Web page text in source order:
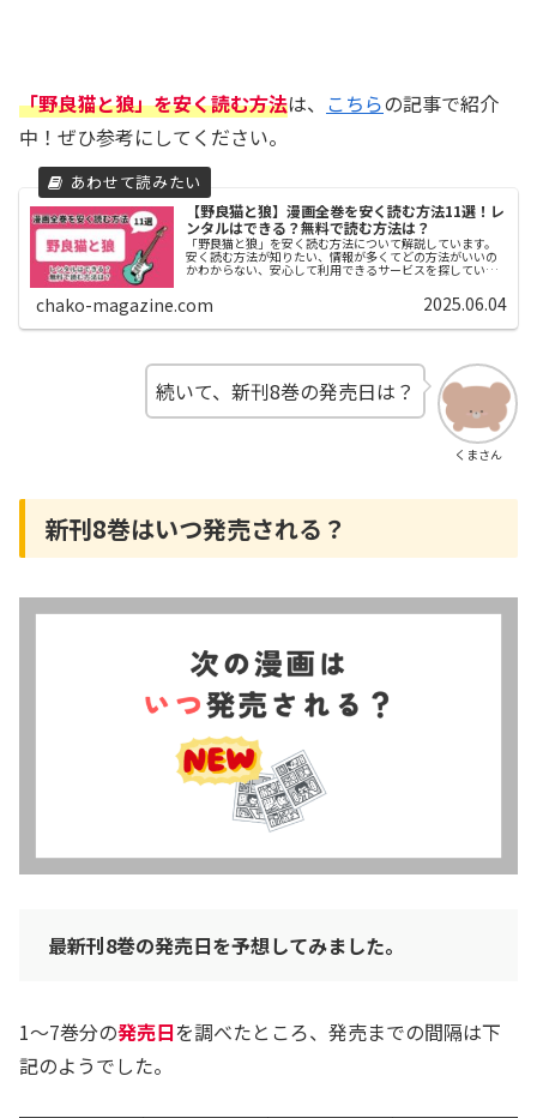
「野良猫と狼」を安く読む方法は、 こちらの記事で紹介
中！ぜひ参考にしてください。
【野良猫と狼】漫画全巻を安く読む方法11選！レ
ンタルはできる？無料で読む方法は？
「野良猫と狼」を安く読む方法について解説しています。
安く読む方法が知りたい、情報が多くてどの方法がいいの
かわからない、安心して利用できるサービスを探している
chako-magazine.com 2025.06.04
くまさん
続いて、新刊8巻の発売日は？
新刊8巻はいつ発売される？
最新刊8巻の発売日を予想してみました。
1〜7巻分の発売日を調べたところ、発売までの間隔は下
記のようでした。